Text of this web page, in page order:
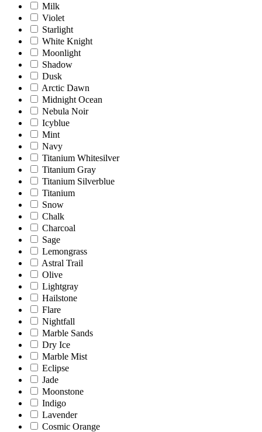
Milk
Violet
Starlight
White Knight
Moonlight
Shadow
Dusk
Arctic Dawn
Midnight Ocean
Nebula Noir
Icyblue
Mint
Navy
Titanium Whitesilver
Titanium Gray
Titanium Silverblue
Titanium
Snow
Chalk
Charcoal
Sage
Lemongrass
Astral Trail
Olive
Lightgray
Hailstone
Flare
Nightfall
Marble Sands
Dry Ice
Marble Mist
Eclipse
Jade
Moonstone
Indigo
Lavender
Cosmic Orange